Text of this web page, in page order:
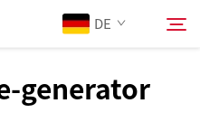
DE
generator